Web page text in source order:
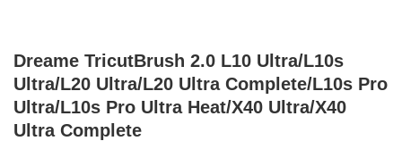
Dreame TricutBrush 2.0 L10 Ultra/L10s
Ultra/L20 Ultra/L20 Ultra Complete/L10s Pro
Ultra/L10s Pro Ultra Heat/X40 Ultra/X40
Ultra Complete